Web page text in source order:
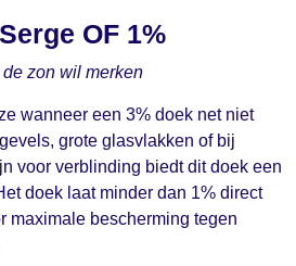
OF 1%
zon wil merken
wanneer een 3% doek net niet
grote glasvlakken of bij
voor verblinding biedt dit doek een
doek laat minder dan 1% direct
maximale bescherming tegen